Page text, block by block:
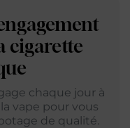
cigarette
chaque jour à
vape pour vous
de qualité.